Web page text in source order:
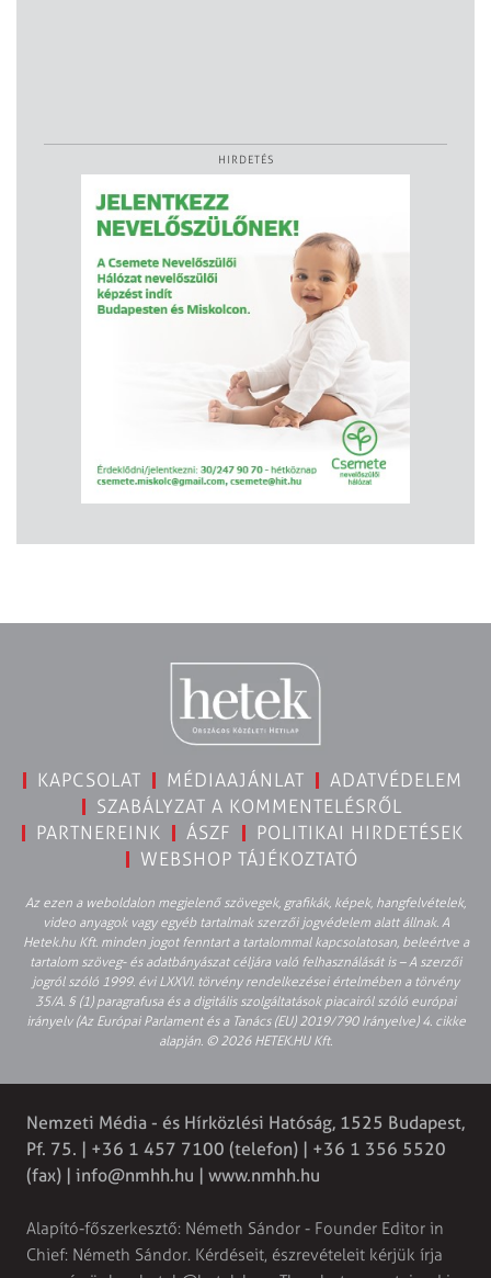
HIRDETÉS
KAPCSOLAT MÉDIAAJÁNLAT
ADATVÉDELEM
SZABÁLYZAT A KOMMENTELÉSRŐL
PARTNEREINK
ÁSZF
POLITIKAI HIRDETÉSEK
WEBSHOP TÁJÉKOZTATÓ
Az ezen a weboldalon megjelenő szövegek, grafikák, képek, hangfelvételek,
video anyagok vagy egyéb tartalmak szerzői jogvédelem alatt állnak. A
Hetek.hu Kft. minden jogot fenntart a tartalommal kapcsolatosan, beleértve a
tartalom szöveg- és adatbányászat céljára való felhasználását is – A szerzői
jogról szóló 1999. évi LXXVI. törvény rendelkezései értelmében a törvény
35/A. § (1) paragrafusa és a digitális szolgáltatások piacairól szóló európai
irányelv (Az Európai Parlament és a Tanács (EU) 2019/790 Irányelve) 4. cikke
alapján. © 2026 HETEK.HU Kft.
Nemzeti Média - és Hírközlési Hatóság, 1525 Budapest,
Pf. 75. | +36 1 457 7100 (telefon) | +36 1 356 5520
(fax) | info@nmhh.hu | www.nmhh.hu
Alapító-főszerkesztő: Németh Sándor - Founder Editor in
Chief: Németh Sándor. Kérdéseit, észrevételeit kérjük írja